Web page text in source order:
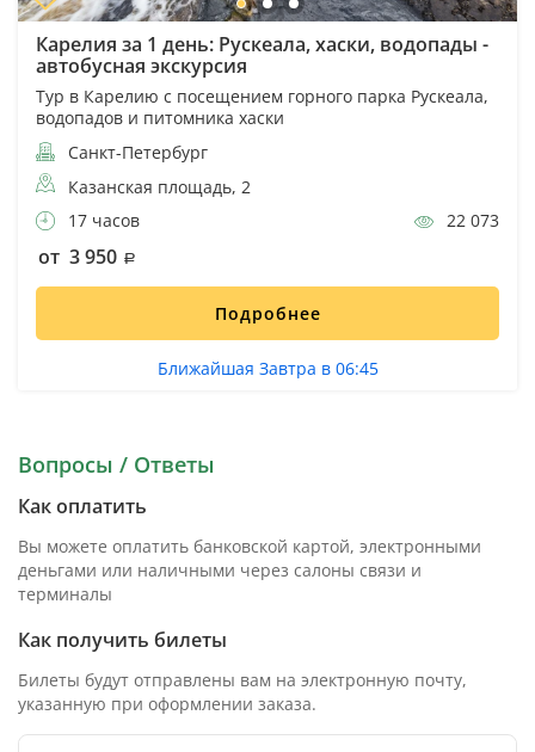
Карелия за 1 день: Рускеала, хаски, водопады -
автобусная экскурсия
Тур в Карелию с посещением горного парка Рускеала,
водопадов и питомника хаски
Санкт-Петербург
Казанская площадь, 2
17 часов
22 073
от 3 950
Подробнее
Ближайшая Завтра в 06:45
Вопросы / Ответы
Как оплатить
Вы можете оплатить банковской картой, электронными
деньгами или наличными через салоны связи и
терминалы
Как получить билеты
Билеты будут отправлены вам на электронную почту,
указанную при оформлении заказа.